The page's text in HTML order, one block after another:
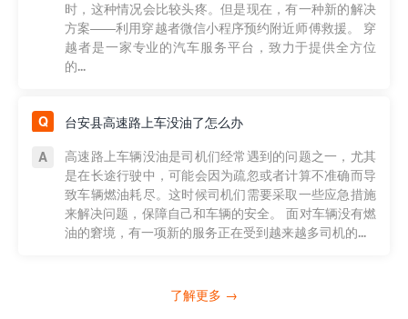
时，这种情况会比较头疼。但是现在，有一种新的解决
方案——利用穿越者微信小程序预约附近师傅救援。 穿
越者是一家专业的汽车服务平台，致力于提供全方位
的...
台安县高速路上车没油了怎么办
高速路上车辆没油是司机们经常遇到的问题之一，尤其
是在长途行驶中，可能会因为疏忽或者计算不准确而导
致车辆燃油耗尽。这时候司机们需要采取一些应急措施
来解决问题，保障自己和车辆的安全。 面对车辆没有燃
油的窘境，有一项新的服务正在受到越来越多司机的...
了解更多 →